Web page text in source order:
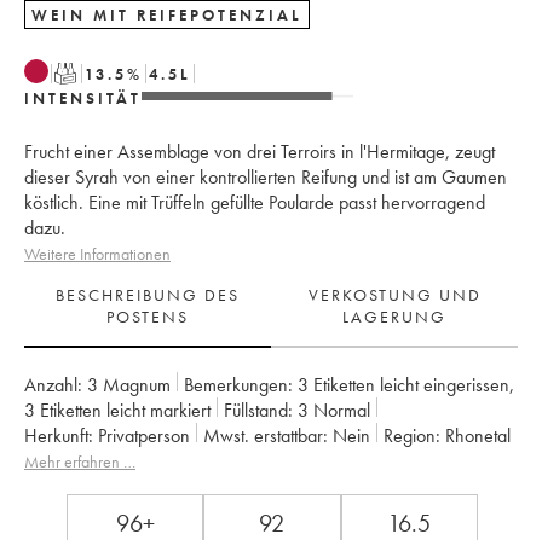
WEIN MIT REIFEPOTENZIAL
T 13.5% 4.5 L
INTENSITÄT
Frucht einer Assemblage von drei Terroirs in l'Hermitage, zeugt
dieser Syrah von einer kontrollierten Reifung und ist am Gaumen
köstlich. Eine mit Trüffeln gefüllte Poularde passt hervorragend
dazu.
Weitere Informationen
BESCHREIBUNG DES
POSTENS
VERKOSTUNG UND
LAGERUNG
Anzahl: 3 Magnum Bemerkungen: 3 Etiketten leicht eingerissen,
3 Etiketten leicht markiert Füllstand: 3 Normal
Herkunft:
privatperson Mwst. erstattbar: nein Region:
Rhonetal
Appellation:
Mehr erfahren …
96+ 92 16.5